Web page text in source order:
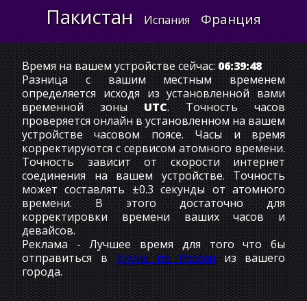
Пакистан Испания Франция
Время на вашем устройстве сейчас:06:39:48
Разница с вашим местным временем
определяется исходя из установленной вами
временной зоныUTC. Точность часов
проверяется онлайн в установленном на вашем
устройстве часовом поясе. Часы и время
корректируются с сервисом атомного времени.
Точность зависит от скорости интернет
соединения на вашем устройстве. Точность
может составлять ±0.3 секунды от атомного
времени. В этого достаточно для
корректировки времени ваших часов и
девайсов.
Реклама - Лучшее время для того что бы
отправиться вКруиз по Россиииз вашего
города.